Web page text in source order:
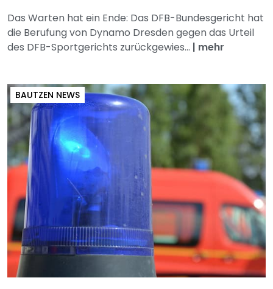
Das Warten hat ein Ende: Das DFB-Bundesgericht hat
die Berufung von Dynamo Dresden gegen das Urteil
des DFB-Sportgerichts zurückgewies... | mehr
BAUTZEN NEWS